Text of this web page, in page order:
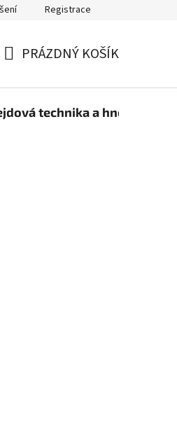
Registrace
KOŠÍK
PRÁZDNÝ KOŠÍK
technika a hnojiva